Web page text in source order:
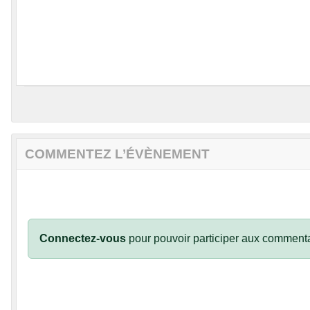
COMMENTEZ L’ÉVÈNEMENT
Connectez-vous pour pouvoir participer aux